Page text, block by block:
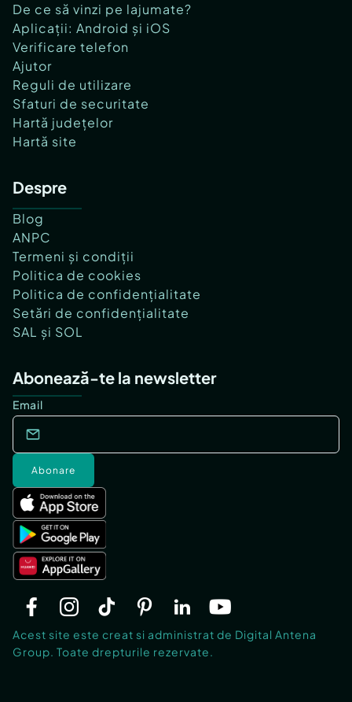
De ce să vinzi pe lajumate?
Aplicații: Android și iOS
Verificare telefon
Ajutor
Reguli de utilizare
Sfaturi de securitate
Hartă județelor
Hartă site
Despre
Blog
ANPC
Termeni și condiții
Politica de cookies
Politica de confidențialitate
Setări de confidențialitate
SAL și SOL
Abonează-te la newsletter
Email
Abonare
Acest site este creat si administrat de Digital Antena
Group. Toate drepturile rezervate.